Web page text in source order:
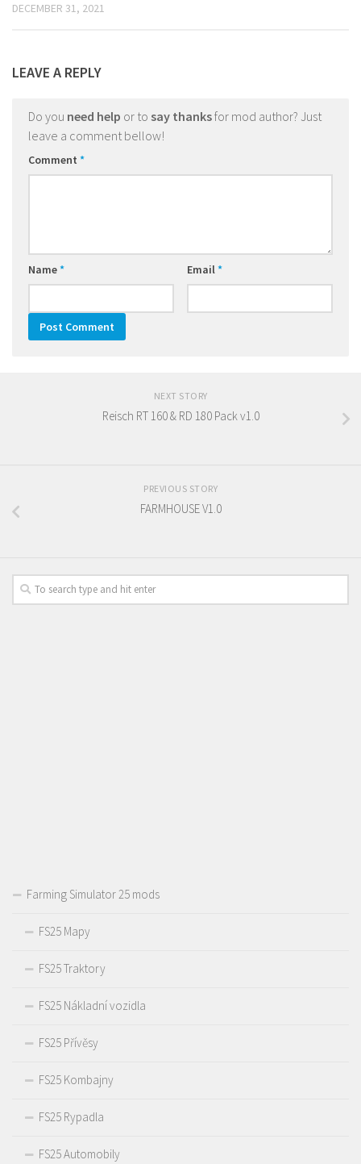
DECEMBER 31, 2021
LEAVE A REPLY
Do you need help or to say thanksfor mod author? Just
leave a comment bellow!
Comment *
Name* Email*
NEXT STORY
Reisch RT 160 & RD 180 Pack v1.0
PREVIOUS STORY
FARMHOUSE V1.0
Farming Simulator 25 mods
FS25 Mapy
FS25 Traktory
FS25 Nákladní vozidla
FS25 Přívěsy
FS25 Kombajny
FS25 Rypadla
FS25 Automobily